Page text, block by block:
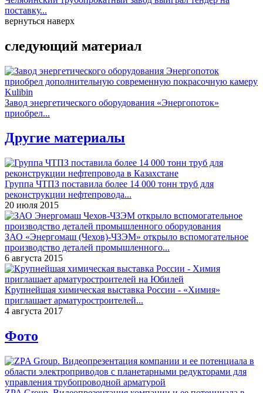
поставку...
вернуться наверх
следующий материал
Завод энергетического оборудования «Энергопоток»
приобрел...
Другие материалы
Группа ЧТПЗ поставила более 14 000 тонн труб для
реконструкции нефтепровода...
20 июля 2015
ЗАО «Энергомаш (Чехов)-ЧЗЭМ» открыло вспомогательное
производство деталей промышленного...
6 августа 2015
Крупнейшая химическая выставка России - «Химия»
приглашает арматуростроителей...
4 августа 2017
Фото